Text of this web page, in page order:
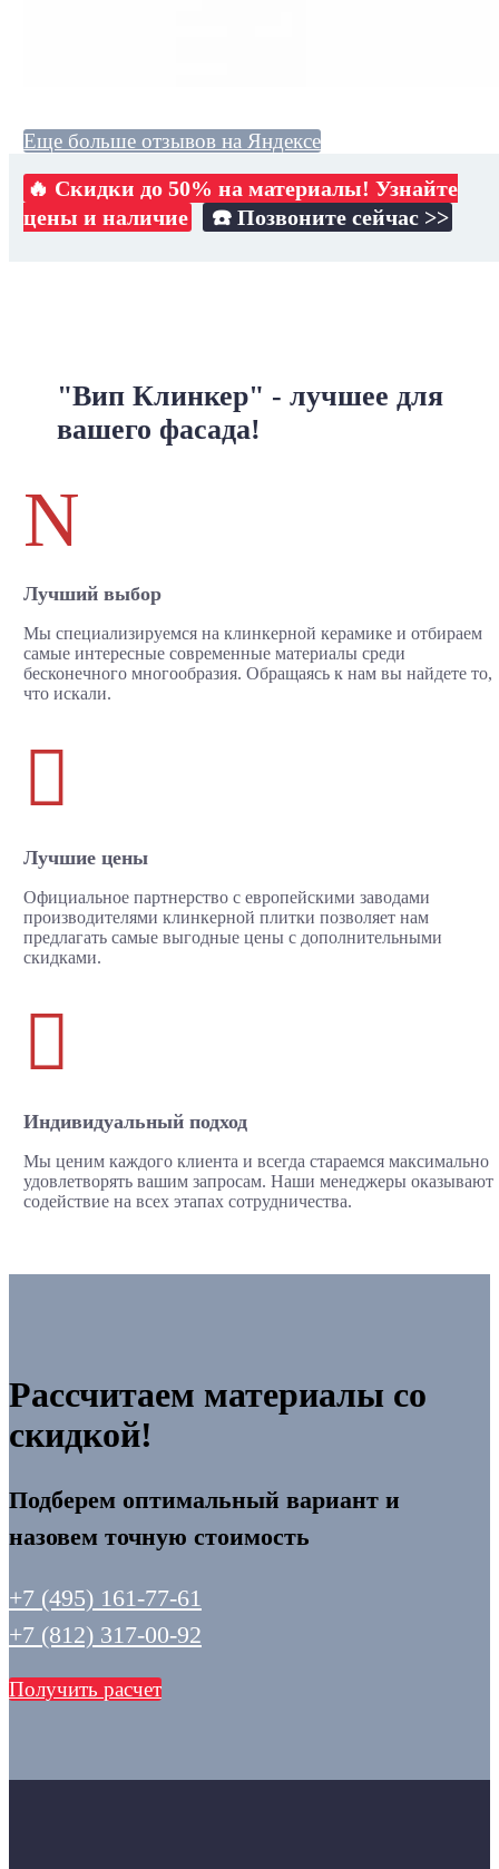
Еще больше отзывов на Яндексе
🔥 Скидки до 50% на материалы! Узнайте
цены и наличие
☎️ Позвоните сейчас >>
"Вип Клинкер" - лучшее для
вашего фасада!
N
Лучший выбор
Мы специализируемся на клинкерной керамике и отбираем
самые интересные современные материалы среди
бесконечного многообразия. Обращаясь к нам вы найдете то,
что искали.

Лучшие цены
Официальное партнерство с европейскими заводами
производителями клинкерной плитки позволяет нам
предлагать самые выгодные цены с дополнительными
скидками.

Индивидуальный подход
Мы ценим каждого клиента и всегда стараемся максимально
удовлетворять вашим запросам. Наши менеджеры оказывают
содействие на всех этапах сотрудничества.
Рассчитаем материалы со
скидкой!
Подберем оптимальный вариант и
назовем точную стоимость
+7 (495) 161-77-61
+7 (812) 317-00-92
Получить расчет